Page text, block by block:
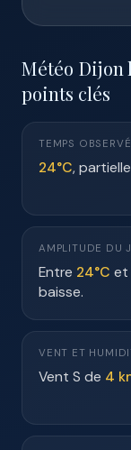
Météo Dijon
points clés
TEMPS OBSERVÉ
24°C,
AMPLITUDE DU
Entre 24°C et
baisse.
VENT ET
Vent S de 4